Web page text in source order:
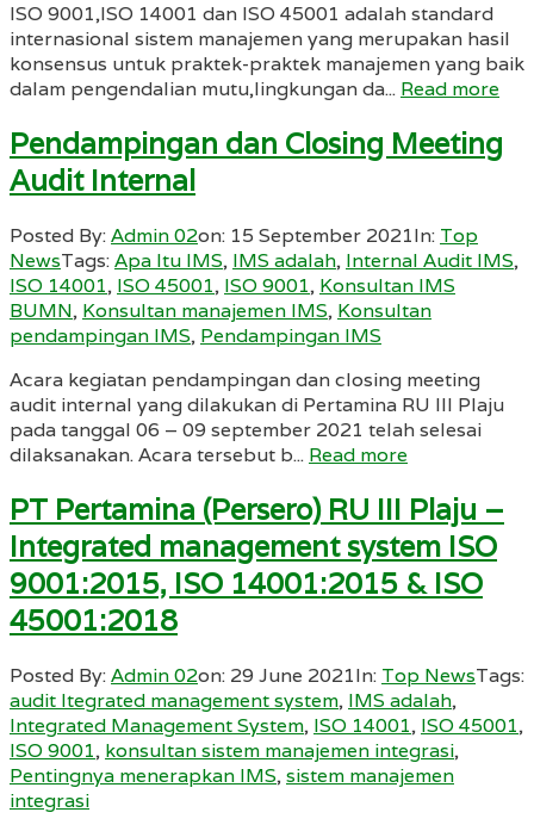
ISO 9001,ISO 14001 dan ISO 45001 adalah standard
internasional sistem manajemen yang merupakan hasil
konsensus untuk praktek-praktek manajemen yang baik
dalam pengendalian mutu,lingkungan da... Read more
Pendampingan dan Closing Meeting
Audit Internal
Posted By:Admin 02on: 15 September 2021In: Top
NewsTags:Apa Itu IMS, IMS adalah, Internal Audit IMS,
ISO 14001, ISO 45001, ISO 9001, Konsultan IMS
BUMN, Konsultan manajemen IMS, Konsultan
pendampingan IMS, Pendampingan IMS
Acara kegiatan pendampingan dan closing meeting
audit internal yang dilakukan di Pertamina RU III Plaju
pada tanggal 06 – 09 september 2021 telah selesai
dilaksanakan. Acara tersebut b... Read more
PT Pertamina (Persero) RU III Plaju –
Integrated management system ISO
9001:2015, ISO 14001:2015 & ISO
45001:2018
Posted By:Admin 02on: 29 June 2021In: Top NewsTags:
audit Itegrated management system, IMS adalah,
Integrated Management System, ISO 14001, ISO 45001,
ISO 9001, konsultan sistem manajemen integrasi,
Pentingnya menerapkan IMS,sistem manajemen
integrasi